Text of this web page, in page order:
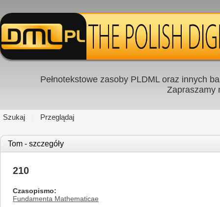
Pełnotekstowe zasoby PLDML oraz innych
Zapraszamy
Szukaj Przeglądaj
Tom - szczegóły
210
Czasopismo
Fundamenta Mathematicae